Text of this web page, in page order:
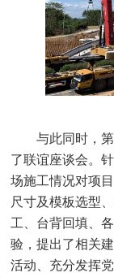
与此同时，
了联谊座谈会。
场施工情况对项
尺寸及模板选型
工、台背回填、
验，提出了相关
活动、充分发挥